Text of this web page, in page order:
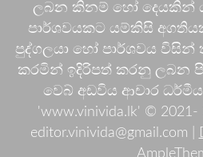
ලබන කිනම් හෝ දෙයකින්
පාර්ශවයකට යම්කිසි
පුද්ගලයා හෝ පාර්ශවය
කරමින් ඉදිරිපත් කරනු ලබන
වෙබ් අඩවිය ආචාර
'www.vinivida.lk' © 2021-
editor.vinivida@gmail.com |